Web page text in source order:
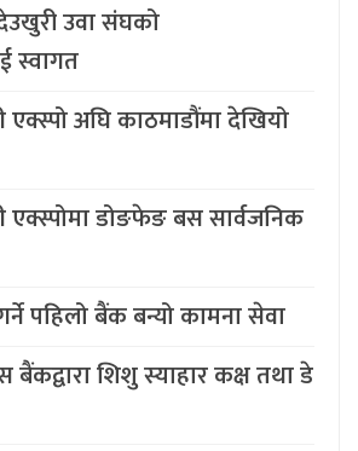
उवा संघको
स्वागत
एक्स्पो अघि काठमाडौंमा देखियो
एक्स्पोमा डोङफेङ बस सार्वजनिक
पहिलो बैंक बन्यो कामना सेवा
बैंकद्वारा शिशु स्याहार कक्ष तथा डे